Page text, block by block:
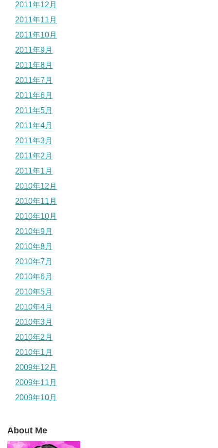
2011年12月
2011年11月
2011年10月
2011年9月
2011年8月
2011年7月
2011年6月
2011年5月
2011年4月
2011年3月
2011年2月
2011年1月
2010年12月
2010年11月
2010年10月
2010年9月
2010年8月
2010年7月
2010年6月
2010年5月
2010年4月
2010年3月
2010年2月
2010年1月
2009年12月
2009年11月
2009年10月
About Me